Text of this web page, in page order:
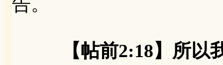
【帖前2:18】所